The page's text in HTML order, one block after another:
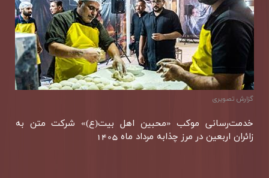
گزارش تصویری
خدمت‌رسانی موكب «محبین اهل بیت(ع)» شركت متن به
زائران اربعین در مرز چذابه مرداد ماه 1405